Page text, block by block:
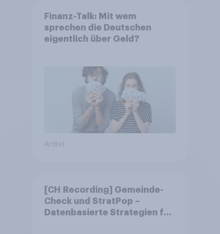
Finanz-Talk: Mit wem
sprechen die Deutschen
eigentlich über Geld?
Artikel
[CH Recording] Gemeinde-
Check und StratPop –
Datenbasierte Strategien für